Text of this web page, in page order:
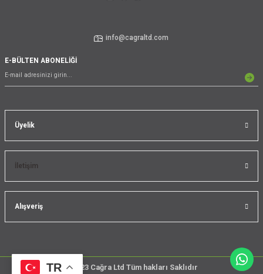
Üyelik
İletişim
Alışveriş
TR
info@cagraltd.com
E-BÜLTEN ABONELİĞİ
@2023 Cağra Ltd Tüm hakları Saklıdır